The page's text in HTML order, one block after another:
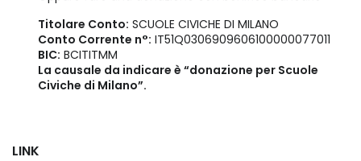
Titolare Conto: SCUOLE CIVICHE DI MILANO
Conto Corrente n°: IT51Q0306909606100000077011
BIC: BCITITMM
La causale da indicare è “donazione per Scuole
Civiche di Milano”.
LINK